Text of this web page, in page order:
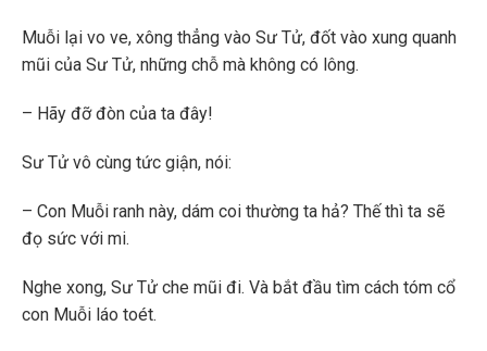
Muỗi lại vo ve, xông thẳng vào Sư Tử, đốt vào xung quanh
mũi của Sư Tử, những chỗ mà không có lông.
– Hãy đỡ đòn của ta đây!
Sư Tử vô cùng tức giận, nói:
– Con Muỗi ranh này, dám coi thường ta hả? Thế thì ta sẽ
đọ sức với mi.
Nghe xong, Sư Tử che mũi đi. Và bắt đầu tìm cách tóm cổ
con Muỗi láo toét.